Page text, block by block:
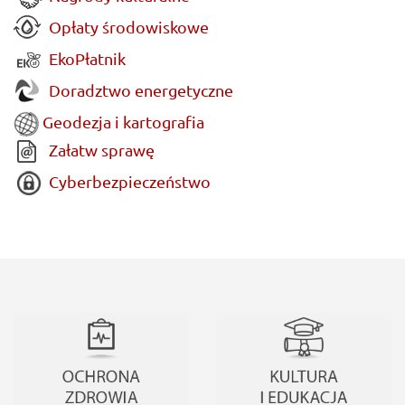
Opłaty środowiskowe
EkoPłatnik
Doradztwo energetyczne
Geodezja i kartografia
Załatw sprawę
Cyberbezpieczeństwo